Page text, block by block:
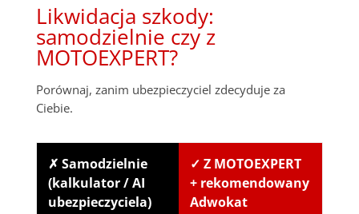
Likwidacja szkody:
samodzielnie czy z
MOTOEXPERT?
Porównaj, zanim ubezpieczyciel zdecyduje za
Ciebie.
✗ Samodzielnie
(kalkulator / AI
ubezpieczyciela)
✓ Z MOTOEXPERT
+ rekomendowany
Adwokat